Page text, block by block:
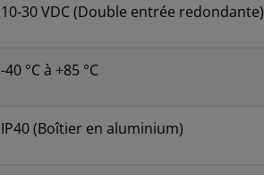
10-30 VDC (Double entrée redondante)
-40 °C à +85 °C
IP40 (Boîtier en aluminium)